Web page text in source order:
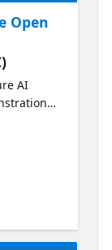
session
new
will
for
locally
learn
tuning
Open
AI
will
into